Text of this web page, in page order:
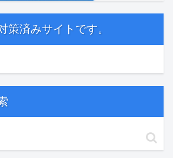
策済みサイトです。